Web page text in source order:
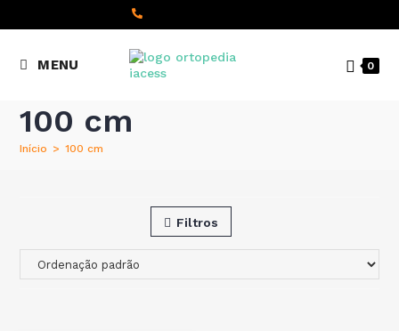
Chamada para a rede fixa
MENU 0
100 cm
Início > 100 cm
Filtros